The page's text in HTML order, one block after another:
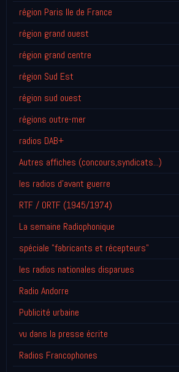
région Paris Ile de France
région grand ouest
région grand centre
région Sud Est
région sud ouest
régions outre-mer
radios DAB+
Autres affiches (concours,syndicats...)
les radios d'avant guerre
RTF / ORTF (1945/1974)
La semaine Radiophonique
spéciale "fabricants et récepteurs"
les radios nationales disparues
Radio Andorre
Publicité urbaine
vu dans la presse écrite
Radios Francophones